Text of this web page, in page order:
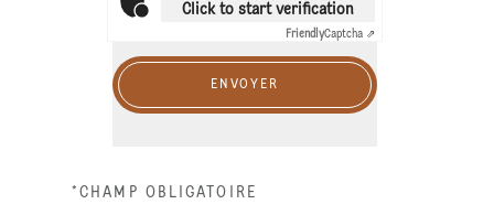
Click to start verification
FriendlyCaptcha ⇗
ENVOYER
*CHAMP OBLIGATOIRE